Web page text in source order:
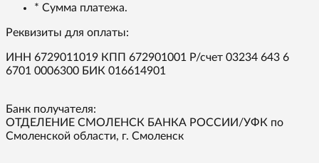
* Сумма платежа.
Реквизиты для оплаты:
ИНН 6729011019 КПП 672901001 Р/счет 03234 643 6
6701 0006300 БИК 016614901
Банк получателя:
ОТДЕЛЕНИЕ СМОЛЕНСК БАНКА РОССИИ/УФК по
Смоленской области, г. Смоленск